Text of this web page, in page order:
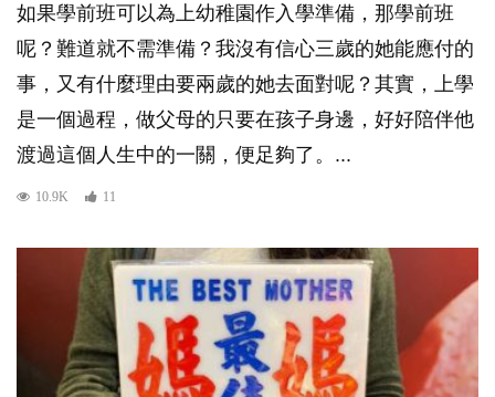
如果學前班可以為上幼稚園作入學準備，那學前班
呢？難道就不需準備？我沒有信心三歲的她能應付的
事，又有什麼理由要兩歲的她去面對呢？其實，上學
是一個過程，做父母的只要在孩子身邊，好好陪伴他
渡過這個人生中的一關，便足夠了。...
10.9K 11